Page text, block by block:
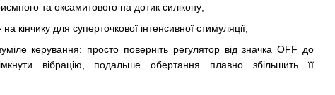
та оксамитового на дотик силікону;
кінчику для суперточкової інтенсивної стимуляції;
керування: просто поверніть регулятор від значка OFF до
вібрацію, подальше обертання плавно збільшить її